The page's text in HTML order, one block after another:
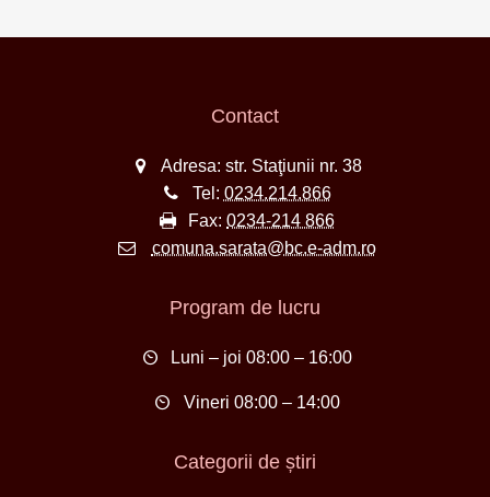
Contact
Adresa: str. Staţiunii nr. 38
Tel: 0234.214.866
Fax: 0234-214 866
comuna.sarata@bc.e-adm.ro
Program de lucru
Luni – joi 08:00 – 16:00
Vineri 08:00 – 14:00
Categorii de știri